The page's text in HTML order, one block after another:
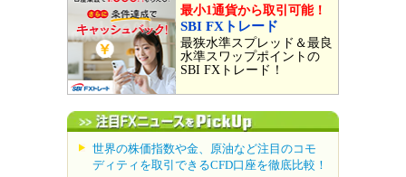
最小1通貨から取引可能！
SBI FXトレード
最狭水準スプレッド＆最良
水準スワップポイントの
SBI FXトレード！
世界の株価指数や金、原油など注目のコモ
ディティを取引できるCFD口座を徹底比較！